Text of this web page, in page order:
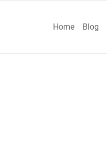
Home Blog